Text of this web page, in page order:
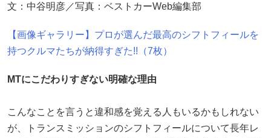
文：中谷明彦／写真：ベストカーWeb編集部
【画像ギャラリー】プロが選んだ最高のシフトフィールを
持つクルマたちが納得すぎた!!（7枚）
MTにこだわりすぎない明確な理由
こんなことを言うと違和感を覚える人もいるかもしれない
が、トランスミッションのシフトフィールについて長年レ